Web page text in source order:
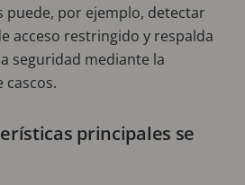
puede, por ejemplo, detectar
acceso restringido y respalda
seguridad mediante la
cascos.
principales se